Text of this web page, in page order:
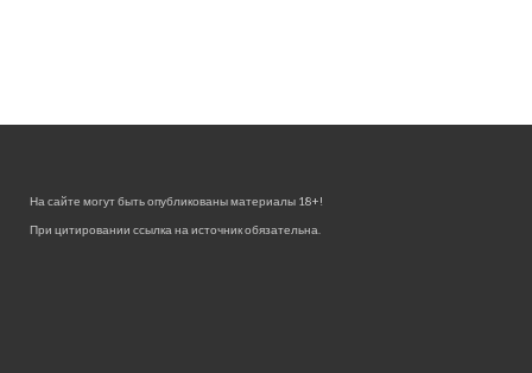
На сайте могут быть опубликованы материалы 18+!
При цитировании ссылка на источник обязательна.